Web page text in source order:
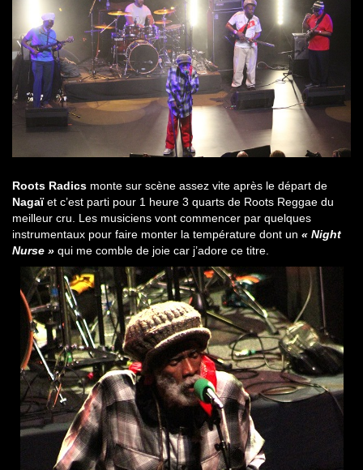
Roots Radics monte sur scène assez vite après le départ de
Nagaïet c’est parti pour 1 heure 3 quarts de Roots Reggae du
meilleur cru. Les musiciens vont commencer par quelques
instrumentaux pour faire monter la température dont un « Night
Nurse » qui me comble de joie car j’adore ce titre.